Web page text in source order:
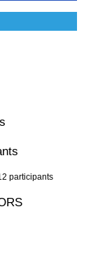
participants